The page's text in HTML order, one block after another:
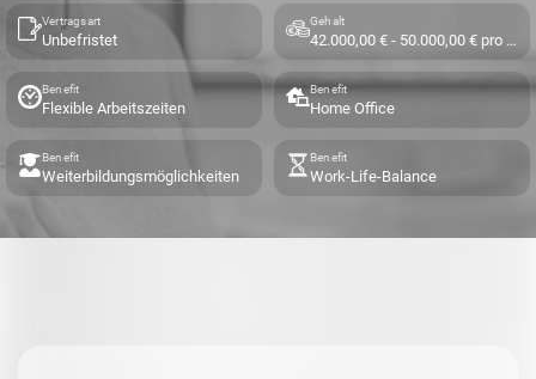
Vertragsart
Unbefristet
Gehalt
42.000,00 € - 50.000,00 € pro Jahr
Benefit
Flexible Arbeitszeiten
Benefit
Home Office
Benefit
Weiterbildungsmöglichkeiten
Benefit
Work-Life-Balance